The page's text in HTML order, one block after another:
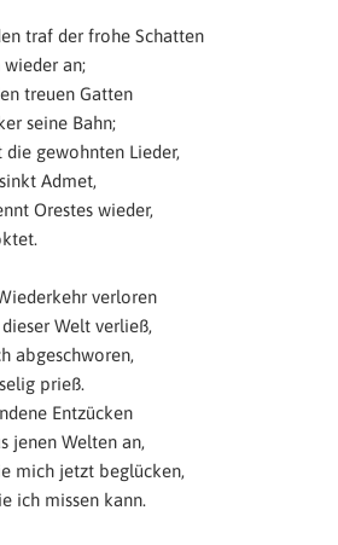
traf der frohe Schatten
wieder an;
treuen Gatten
seine Bahn;
gewohnten Lieder,
Admet,
Orestes wieder,
verloren
Welt verließ,
abgeschworen,
prieß.
Entzücken
jenen Welten an,
mich jetzt beglücken,
ich missen kann.